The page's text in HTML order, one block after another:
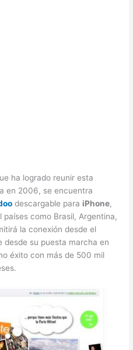
ha logrado reunir esta
en 2006, se encuentra
descargable para iPhone,
como Brasil, Argentina,
la conexión desde el
su puesta marcha en
éxito con más de 500 mil